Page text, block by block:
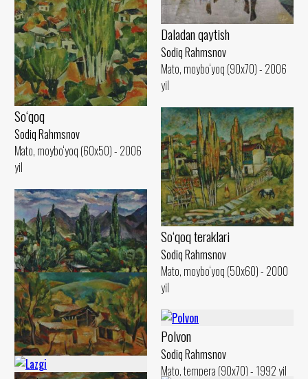
Daladan qaytish
Sodiq Rahmsnov
Mato, moybo‘yoq (90x70) - 2006
yil
So‘qoq
Sodiq Rahmsnov
Mato, moybo‘yoq (60x50) - 2006
yil
So‘qoq teraklari
Sodiq Rahmsnov
Mato, moybo‘yoq (50x60) - 2000
yil
Bulutli kun
Sodiq Rahmsnov
Mato, moybo‘yoq (50x60) - 2000
yil
Polvon
Sodiq Rahmsnov
Mato, tempera (90x70) - 1992 yil